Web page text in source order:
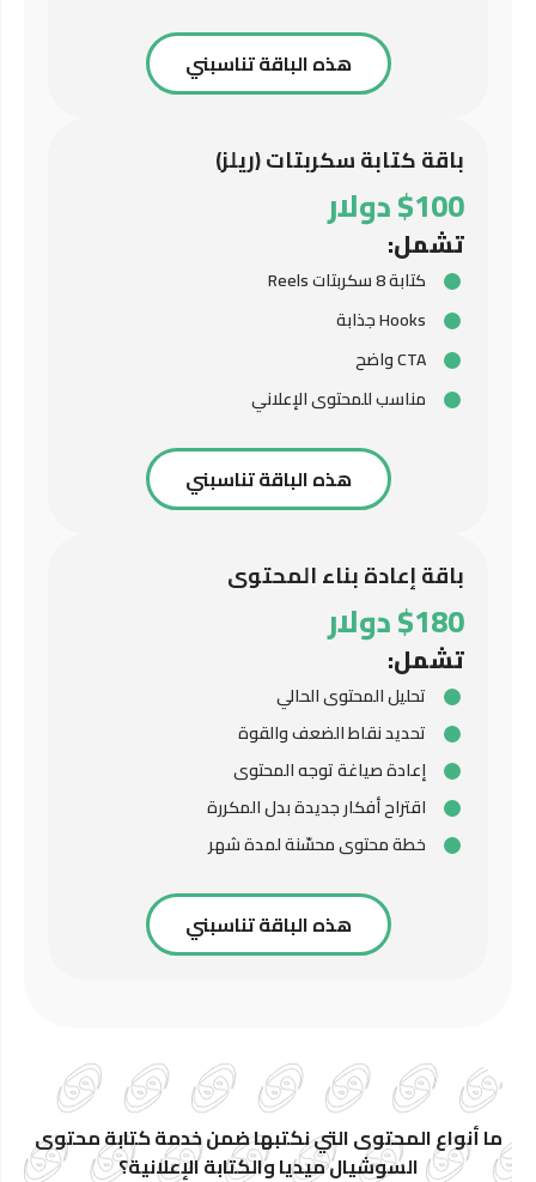
هذه الباقة تناسبني
باقة كتابة سكربتات (ريلز)
$100 دولار
تشمل:
كتابة 8 سكربتات Reels
Hooks جذابة
CTA واضح
مناسب للمحتوى الإعلاني
هذه الباقة تناسبني
باقة إعادة بناء المحتوى
$180 دولار
تشمل:
تحليل المحتوى الحالي
تحديد نقاط الضعف والقوة
إعادة صياغة توجه المحتوى
اقتراح أفكار جديدة بدل المكررة
خطة محتوى محسّنة لمدة شهر
هذه الباقة تناسبني
ما أنواع المحتوى التي نكتبها ضمن خدمة كتابة محتوى
السوشيال ميديا والكتابة الإعلانية؟